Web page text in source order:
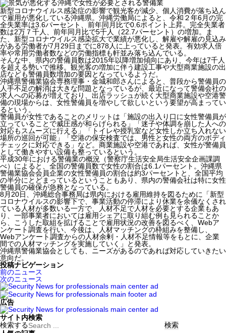
新型コロナウイルス感染症の影響で観光客が減少、個人消費が落ち込ん
で雇用が悪化している沖縄県。沖縄労働局によると、令和２年6月の完
全失業率は3.6パーセント、前年同月比で0.6ポイント上昇。完全失業者
数は2万７千人、前年同月比で5千人（22.7パーセント）の増加。ま
た、新型コロナウイルス感染拡大で業績が悪化し、解雇や解雇の見込み
がある労働者が7月29日までに878人に上っていると発表。有効求人倍
率や常用労働者数などの労働指標も軒並み落ち込んでいる。
そんな中、県内の警備員数は2015年以降増加傾向にあり、今年は7千人
を超える勢いで推移。観光客の増加に伴う建設工事や大型商業施設の出
店なども警備員数増加の要因となっているようだ。
沖縄県警備業協会専務理事・金城和郎さんによると、普段から警備員の
人手不足の解消は大きな問題となっているが、最近になって警備会社の
求人への応募が増えており、出店ラッシュが続く大型商業施設や空港警
備の現場からは、女性警備員を増やして欲しいという要望が高まってい
るという。
警備員が女性であることのメリットは「施設の出入り口に女性警備員が
立っていることで威圧感が和らげられる」「迷子や体調を崩した人への
対応もスムーズに行える」「トイレや授乳室など女性しか立ち入れない
場所の巡回が可能」「空港の保安検査では、男性と女性の両方のボディ
チェックに対応できる」など。商業施設や空港であれば、女性が警備員
として働きやすい設備も整っているという。
平成30年における警備業の概況（警察庁生活安全局生活安全企画課調
べ）によると、全国の警備員数で女性の割合は6.1パーセント。沖縄県
警備業協会会員企業の女性警備員の割合は約3パーセントと、全国平均
の半分にとどまっているということもあり、県内の警備会社は特に女性
警備員の確保が急務となっている。
8月20日、沖縄総合事務局は県内における雇用維持を図るために「新型
コロナウイルスの影響下で、事業活動の停滞により休業を余儀なくされ
ている人材が多数いる一方で、人材不足で人材を必要とする企業もあ
り、一部事業者においては雇用シェアに取り組む例も見られることか
ら、こうした取組を拡げることで雇用状況の改善を図るべく、Webア
ンケート調査を行い、今後は、人材マッチングの枠組みを整備し、
Webアンケート調査からの人材余剰・人材不足情報等をもとに、企業
間での人材マッチングを実施していく」と発表。
沖縄県警備業協会としても、ニーズがあるのであれば対応していきたい
意向だ。
投稿ナビゲーション
前のニュース
次のニュース
広告
サイト内検索
検索する